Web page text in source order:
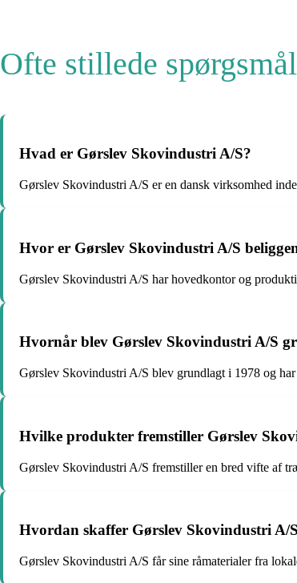
Ofte stillede spørgsmål
Hvad er Gørslev Skovindustri A/S?
Gørslev Skovindustri A/S er en dansk virksomhed
Hvor er Gørslev Skovindustri A/S
Gørslev Skovindustri A/S har hovedkontor og
Hvornår blev Gørslev Skovindustri A/S
Gørslev Skovindustri A/S blev grundlagt i 1978 og
Hvilke produkter fremstiller Gørslev
Gørslev Skovindustri A/S fremstiller en bred vifte af
Hvordan skaffer Gørslev Skovindustri
Gørslev Skovindustri A/S får sine råmaterialer fra